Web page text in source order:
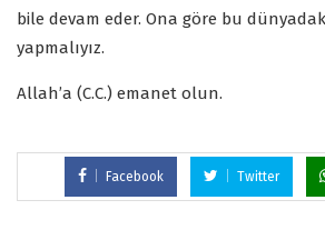
bile devam eder. Ona göre bu
yapmalıyız.
Allah’a (C.C.) emanet olun.
Facebook Twitter